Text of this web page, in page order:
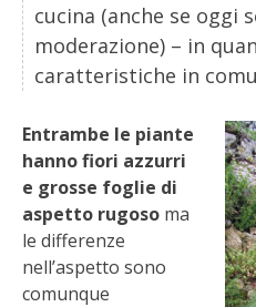
FACEM
STIHL
BLUMEN
NOCCIOLA DI
PELLENC
cucina (anche se oggi
moderazione) – in
caratteristiche in
Entrambe le piante
hanno fiori azzurri
e grosse foglie di
aspetto rugoso ma
le differenze
nell’aspetto sono
comunque